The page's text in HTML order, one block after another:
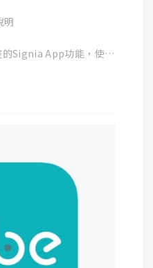
耳助聽器」設定步驟。
示該耳助聽器設定完成~
器
明
Signia App功能，使用
方式請見 :
article_detail/26
整助聽器音量大小，如